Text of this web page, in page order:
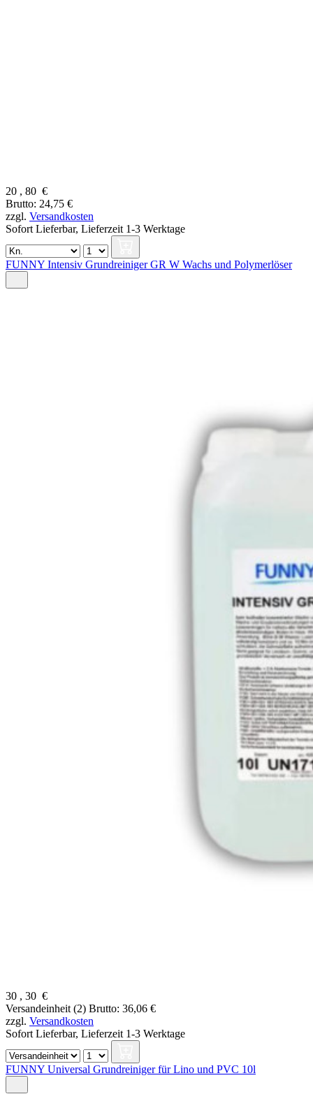
20 , 80 €
Brutto: 24,75 €
zzgl. Versandkosten
Sofort Lieferbar, Lieferzeit 1-3 Werktage
FUNNY Intensiv Grundreiniger GR W Wachs und Polymerlöser
30 , 30 €
Versandeinheit (2) Brutto: 36,06 €
zzgl. Versandkosten
Sofort Lieferbar, Lieferzeit 1-3 Werktage
FUNNY Universal Grundreiniger für Lino und PVC 10l